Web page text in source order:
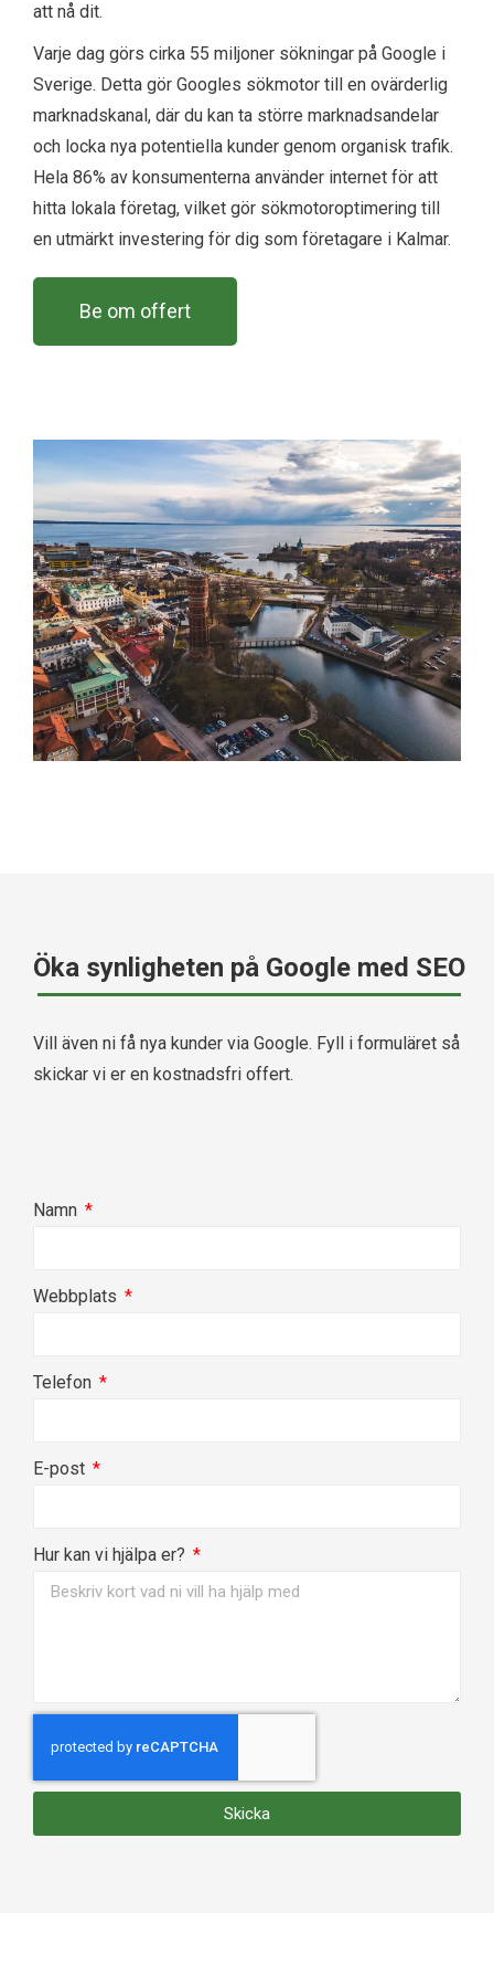
att nå dit.
Varje dag görs cirka 55 miljoner sökningar på Google i
Sverige. Detta gör Googles sökmotor till en ovärderlig
marknadskanal, där du kan ta större marknadsandelar
och locka nya potentiella kunder genom organisk trafik.
Hela 86% av konsumenterna använder internet för att
hitta lokala företag, vilket gör sökmotoroptimering till
en utmärkt investering för dig som företagare i Kalmar.
Be om offert
Öka synligheten på Google med SEO
Vill även ni få nya kunder via Google. Fyll i formuläret så
skickar vi er en kostnadsfri offert.
Namn
Webbplats
Telefon
E-post
Hur kan vi hjälpa er?
Skicka